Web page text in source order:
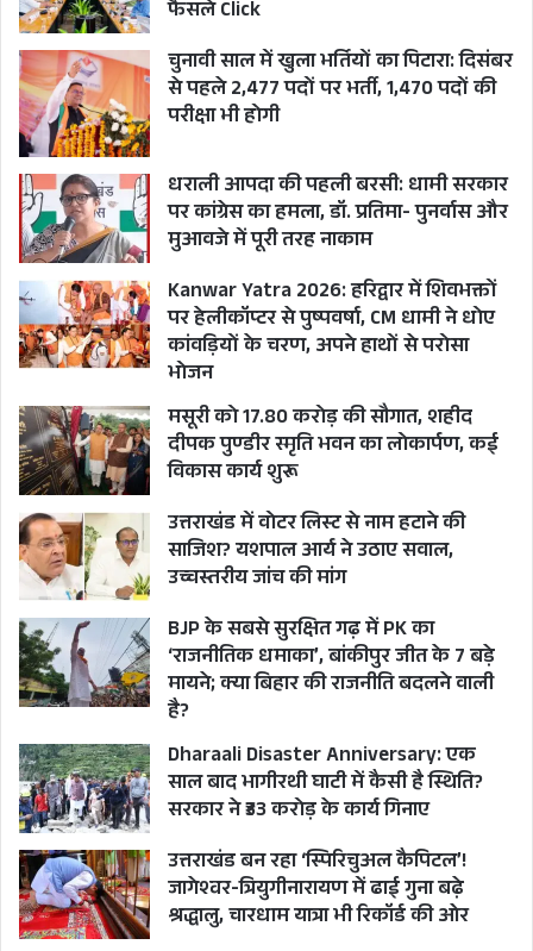
सीएम ने यह भी कहा कि पीएम मोदी के नेतृत्व और
मार्गदर्शन में महिला उत्थान की भावना को सर्वोपरि रखते
हुए उज्ज्वला योजना, प्रधानमंत्री आवास योजना जैसी विशेष
योजनाओं पर तेजी से काम किया जा रहा है। इसके
परिणामस्वरूप आज महिलाओं के जीवन स्तर में व्यापक
सुधार हुआ है। प्रधानमंत्री के मार्गदर्शन में डबल इंजन की
सरकार द्वारा राज्य में ऐसी अनेक योजनाओं का क्रियान्वयन
किया गया है, जिससे हर वर्ग के लोगों को आज स्वरोजगार
के अवसर उपलब्ध हो रहे हैं।
ग्राम्य विकास मंत्री गणेश जोशी ने कहा कि मुख्यमंत्री पुष्कर
सिंह धामी के नेतृत्व में राज्य सरकार महिला सशक्तिकरण
की दिशा में तेजी से कार्य कर रही है। उन्होंने कहा कि यदि
मातृ शक्ति सशक्त होगी तो पूरा समाज सशक्त होगा।
कैबिनेट मंत्री जोशी ने कहा कि लखपति दीदी योजना के
माध्यम से राज्य की मातृ शक्ति को आर्थिक रूप से सशक्त
बनाने के लिए हर संभव प्रयास किये जायेंगे। उन्होंने कहा
कि प्रधानमंत्री नरेन्द्र मोदी के मार्गदर्शन में राज्य में अनेक
जन कल्याणकारी योजनाएं चलाई जा रही हैं। केन्द्र एवं
राज्य सरकार की योजनाओं का आम जन तक अधिक से
अधिक लाभ पहुंचे, इसके लिए हर संभव प्रयास किये जा रहे
हैं। ग्राम्य विकास विभाग के माध्यम से महिला स्वयं
सहायता समूहों को सशक्त बनाने के लिए अनेक प्रयास
किये जा रहे हैं।
फैसले Click
चुनावी साल में खुला भर्तियों का पिटारा: दिसंबर
से पहले 2,477 पदों पर भर्ती, 1,470 पदों की
परीक्षा भी होगी
धराली आपदा की पहली बरसी: धामी सरकार
पर कांग्रेस का हमला, डॉ. प्रतिमा- पुनर्वास और
मुआवजे में पूरी तरह नाकाम
Kanwar Yatra 2026: हरिद्वार में शिवभक्तों
पर हेलीकॉप्टर से पुष्पवर्षा, CM धामी ने धोए
कांवड़ियों के चरण, अपने हाथों से परोसा
भोजन
मसूरी को 17.80 करोड़ की सौगात, शहीद
दीपक पुण्डीर स्मृति भवन का लोकार्पण, कई
विकास कार्य शुरू
उत्तराखंड में वोटर लिस्ट से नाम हटाने की
साजिश? यशपाल आर्य ने उठाए सवाल,
उच्चस्तरीय जांच की मांग
BJP के सबसे सुरक्षित गढ़ में PK का
‘राजनीतिक धमाका’, बांकीपुर जीत के 7 बड़े
मायने; क्या बिहार की राजनीति बदलने वाली
है?
Dharaali Disaster Anniversary: एक
साल बाद भागीरथी घाटी में कैसी है स्थिति?
सरकार ने ₹33 करोड़ के कार्य गिनाए
उत्तराखंड बन रहा ‘स्पिरिचुअल कैपिटल’!
जागेश्वर-त्रियुगीनारायण में ढाई गुना बढ़े
श्रद्धालु, चारधाम यात्रा भी रिकॉर्ड की ओर